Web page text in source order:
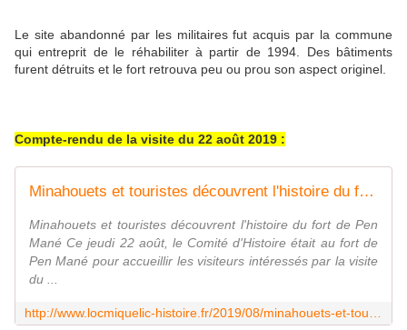
Le site abandonné par les militaires fut acquis par la commune
qui entreprit de le réhabiliter à partir de 1994. Des bâtiments
furent détruits et le fort retrouva peu ou prou son aspect originel.
Compte-rendu de la visite du 22 août 2019 :
Minahouets et touristes découvrent l'histoire du fort de Pen Mané - Hier, aujourd'hui, demain à Locmiquélic...
Minahouets et touristes découvrent l'histoire du fort de Pen
Mané Ce jeudi 22 août, le Comité d'Histoire était au fort de
Pen Mané pour accueillir les visiteurs intéressés par la visite
du ...
http://www.locmiquelic-histoire.fr/2019/08/minahouets-et-touristes-decouvrent-l-histoire-du-fort-de-pen-mane.html